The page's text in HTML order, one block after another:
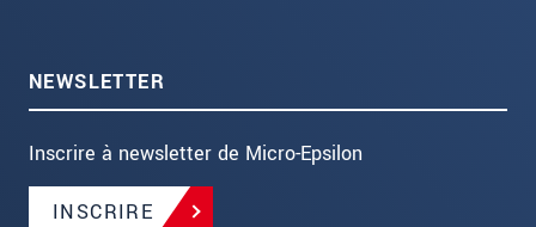
NEWSLETTER
Inscrire à newsletter de Micro-Epsilon
INSCRIRE